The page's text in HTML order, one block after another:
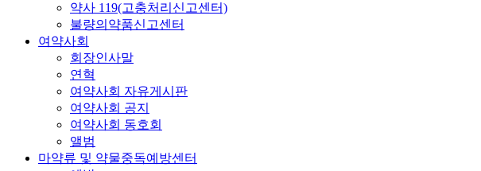
약사 119(고충처리신고센터)
불량의약품신고센터
여약사회
회장인사말
연혁
여약사회 자유게시판
여약사회 공지
여약사회 동호회
앨범
마약류 및 약물중독예방센터